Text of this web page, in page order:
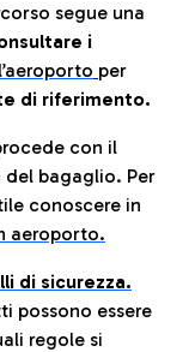
segue una
i
per
di riferimento.
con il
del bagaglio. Per
conoscere in
aeroporto.
di sicurezza.
possono essere
regole si